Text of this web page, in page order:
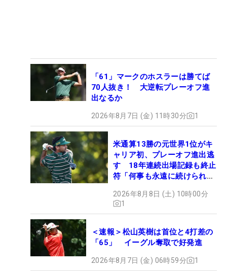
「61」マークのホスラーは勝てば
70人抜き！ 大逆転プレーオフ進
出なるか
2026年8月7日 (金) 11時30分 1
米通算13勝の元世界1位がキ
ャリア初、プレーオフ進出逃
す 18年連続出場記録も終止
符「何事も永遠に続けられな
2026年8月8日 (土) 10時00分
1
＜速報＞松山英樹は首位と4打差の
「65」 イーグル奪取で好発進
2026年8月7日 (金) 06時59分 1